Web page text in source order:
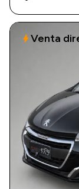
boltVenta